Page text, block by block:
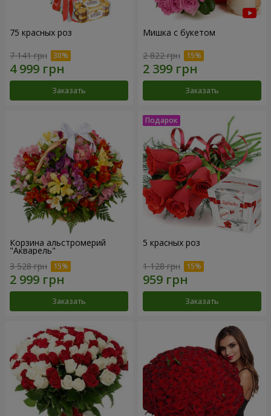
75 красных роз
7 141 грн
Заказать
Мишка с букетом
2 822 грн
Заказать
Корзина альстромерий
"Акварель"
3 528 грн
Заказать
5 красных роз
1 128 грн
Заказать